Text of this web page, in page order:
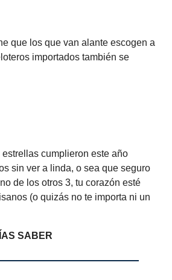
que los que van alante escogen a
importados también se
cumplieron este año
sin ver a linda, o sea que seguro
de los otros 3, tu corazón esté
(o quizás no te importa ni un
SABER